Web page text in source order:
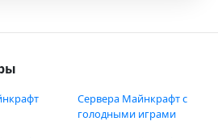
Сервера Майнкрафт с
голодными играми